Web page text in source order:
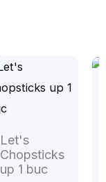
Let's
Chopsticks
up 1 buc